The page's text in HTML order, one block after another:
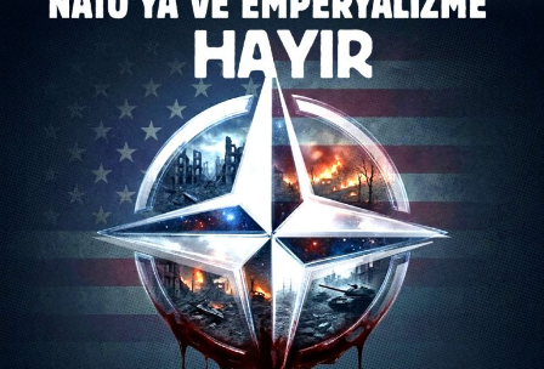
‘Vicdan Çağrısı’ Neyi Savunuyordu?
“Zulme Karşı Müslümanların Ortak Vicdanıyız” şiarıyla
yola çıkan platform, NATO’yu bir güvenlik kalkanı
olarak değil; küresel kapitalist sistemin ve ABD
hegemonyasının “kanlı bir askerî aygıtı” olarak
nitelendiriyordu. Kampanya bildirisinde öne çıkan
başlıklar şunlardı:
Gazze Vurgusu:Bildiride, NATO’nun Gazze’deki
işgal ve yıkımın en büyük suç ortağı olduğu ifade
edilmiş, İsrail’in cesaretini bu emperyalist zırhtan
aldığı savunulmuştu.